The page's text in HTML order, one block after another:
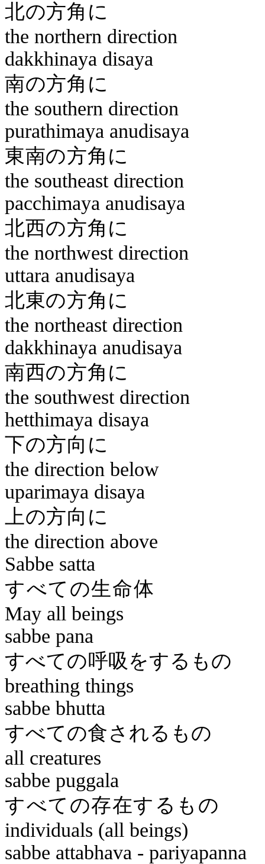
北の
the northern direction
dakkhinaya disaya
南の
the southern direction
purathimaya anudisaya
東南
the southeast direction
pacchimaya anudisaya
北西
the northwest direction
uttara anudisaya
北東
the northeast direction
dakkhinaya anudisaya
南西
the southwest direction
hetthimaya disaya
下の
the direction below
uparimaya disaya
上の
the direction above
Sabbe satta
すべて
May all beings
sabbe pana
すべての
breathing things
sabbe bhutta
すべての
all creatures
sabbe puggala
すべての
individuals (all beings)
sabbe attabhava - pariyapanna